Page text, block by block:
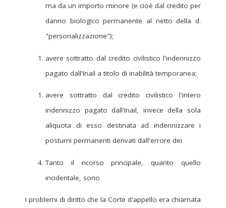
ma da un importo minore (e cioè dal credito per
danno biologico permanente al netto della d.
"personalizzazione");
avere sottratto dal credito civilistico l'indennizzo
pagato dall'Inail a titolo di inabilità temporanea;
avere sottratto dal credito civilistico l'intero
indennizzo pagato dall'Inail, invece della sola
aliquota di esso destinata ad indennizzare i
postumi permanenti derivati dall'errore dei
Tanto il ricorso principale, quanto quello
incidentale, sono
I problemi di diritto che la Corte d'appello era chiamata